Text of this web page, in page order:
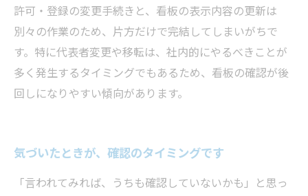
許可・登録の変更手続きと、看板の表示内容の更新は
別々の作業のため、片方だけで完結してしまいがちで
す。特に代表者変更や移転は、社内的にやるべきことが
多く発生するタイミングでもあるため、看板の確認が後
回しになりやすい傾向があります。
気づいたときが、確認のタイミングです
「言われてみれば、うちも確認していないかも」と思っ